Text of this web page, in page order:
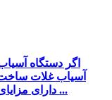
آسیاب غلات
دارای مزایای بزرگی هستند مانند حجم عظیم تولید ...